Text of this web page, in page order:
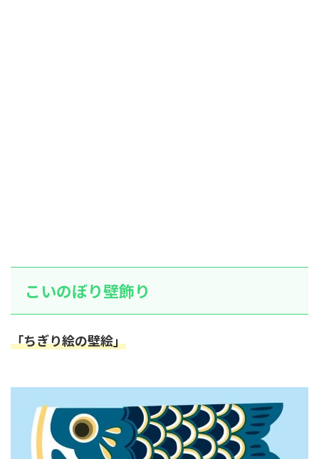
こいのぼり壁飾り
「ちぎり絵の壁絵」